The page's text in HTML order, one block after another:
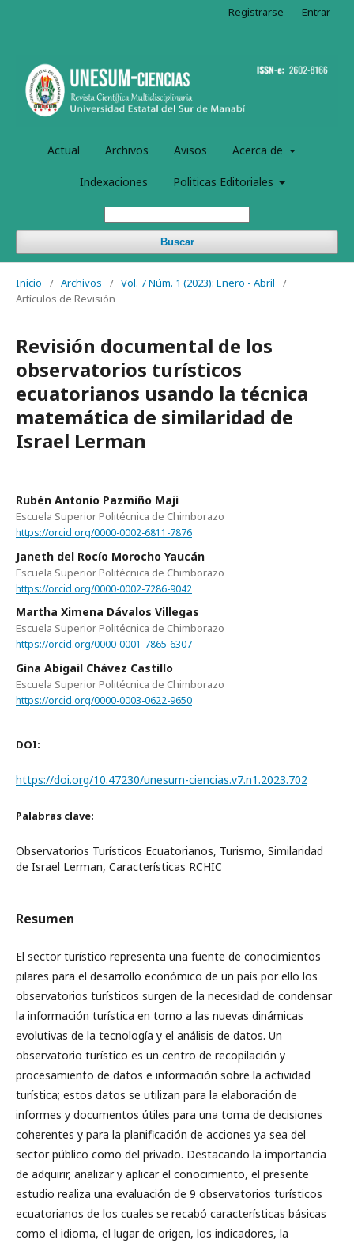
Actual Archivos Avisos Acerca de
Indexaciones Politicas Editoriales
Buscar
Registrarse Entrar
Inicio / Archivos / Vol. 7 Núm. 1 (2023): Enero - Abril
/
Artículos de Revisión
Revisión documental de los
observatorios turísticos
ecuatorianos usando la técnica
matemática de similaridad de
Israel Lerman
Rubén Antonio Pazmiño Maji
Escuela Superior Politécnica de Chimborazo
https://orcid.org/0000-0002-6811-7876
Janeth del Rocío Morocho Yaucán
Escuela Superior Politécnica de Chimborazo
https://orcid.org/0000-0002-7286-9042
Martha Ximena Dávalos Villegas
Escuela Superior Politécnica de Chimborazo
https://orcid.org/0000-0001-7865-6307
Gina Abigail Chávez Castillo
Escuela Superior Politécnica de Chimborazo
https://orcid.org/0000-0003-0622-9650
DOI:
https://doi.org/10.47230/unesum-ciencias.v7.n1.2023.702
Palabras clave:
Observatorios Turísticos Ecuatorianos, Turismo, Similaridad
de Israel Lerman, Características RCHIC
Resumen
El sector turístico representa una fuente de conocimientos
pilares para el desarrollo económico de un país por ello los
observatorios turísticos surgen de la necesidad de condensar
la información turística en torno a las nuevas dinámicas
evolutivas de la tecnología y el análisis de datos. Un
observatorio turístico es un centro de recopilación y
procesamiento de datos e información sobre la actividad
turística; estos datos se utilizan para la elaboración de
informes y documentos útiles para una toma de decisiones
coherentes y para la planificación de acciones ya sea del
sector público como del privado. Destacando la importancia
de adquirir, analizar y aplicar el conocimiento, el presente
estudio realiza una evaluación de 9 observatorios turísticos
ecuatorianos de los cuales se recabó características básicas
como el idioma, el lugar de origen, los indicadores, la